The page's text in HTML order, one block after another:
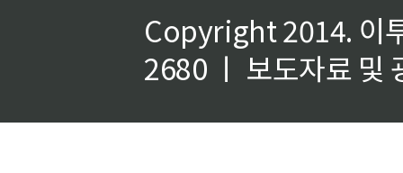
Copyright 2014. 이
2680 ㅣ 보도자료